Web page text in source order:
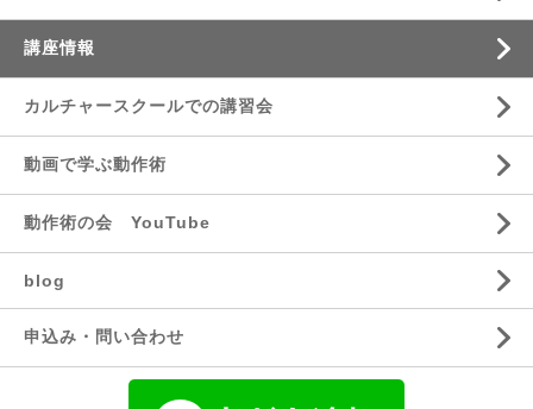
講座情報
カルチャースクールでの講習会
動画で学ぶ動作術
動作術の会 YouTube
blog
申込み・問い合わせ